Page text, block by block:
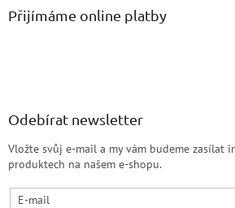
Přijímáme online platby
Odebírat newsletter
Vložte svůj e-mail a my vám budeme zasílat
produktech na našem e-shopu.
E-mail